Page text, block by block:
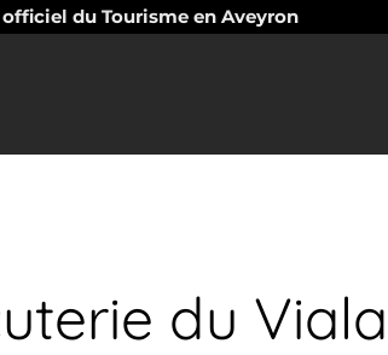
du Tourisme en Aveyron
du Viala